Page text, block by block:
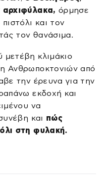
αρχιφύλακα, όρμησε
και τον
τον θανάσιμα.
κλιμάκιο
Ανθρωποκτονιών από
την έρευνα για την
εκδοχή και
να
και πώς
στη φυλακή.